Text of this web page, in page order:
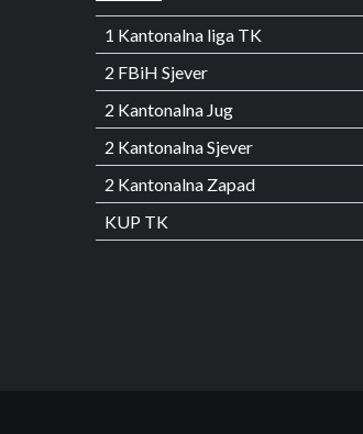
1 Kantonalna liga TK
2 FBiH Sjever
2 Kantonalna Jug
2 Kantonalna Sjever
2 Kantonalna Zapad
KUP TK